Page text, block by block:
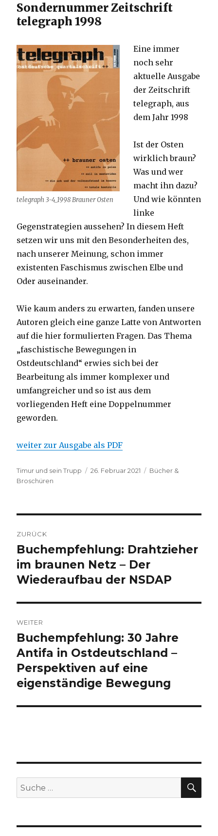
Sondernummer Zeitschrift
telegraph 1998
telegraph 3-4_1998 Brauner Osten
Eine immer
noch sehr
aktuelle Ausgabe
der Zeitschrift
telegraph, aus
dem Jahr 1998
Ist der Osten
wirklich braun?
Was und wer
macht ihn dazu?
Und wie könnten
linke
Gegenstrategien aussehen? In diesem Heft
setzen wir uns mit den Besonderheiten des,
nach unserer Meinung, schon immer
existenten Faschismus zwischen Elbe und
Oder auseinander.
Wie kaum anders zu erwarten, fanden unsere
Autoren gleich eine ganze Latte von Antworten
auf die hier formulierten Fragen. Das Thema
„faschistische Bewegungen in
Ostdeutschland“ erwies sich bei der
Bearbeitung als immer komplexer und
umfangreicher und so ist aus dem
vorliegenden Heft eine Doppelnummer
geworden.
weiter zur Ausgabe als PDF
Autor
Timur und sein Trupp
Veröffentlicht
26. Februar 2021 Kategorien
Bücher &
Broschüren
ZURÜCK
Vorheriger
Beitrag:
Buchempfehlung: Drahtzieher
im braunen Netz – Der
Wiederaufbau der NSDAP
WEITER
Nächster
Beitrag:
Buchempfehlung: 30 Jahre
Antifa in Ostdeutschland –
Perspektiven auf eine
eigenständige Bewegung
Suche
nach: